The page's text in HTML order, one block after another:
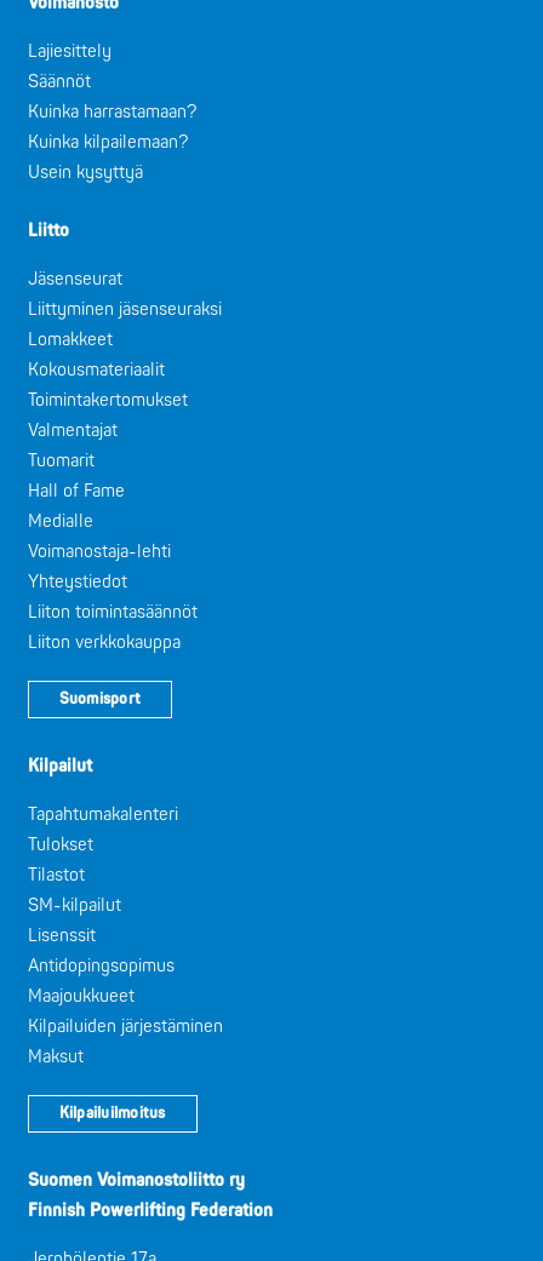
Lajiesittely
Säännöt
Kuinka harrastamaan?
Kuinka kilpailemaan?
Usein kysyttyä
Liitto
Jäsenseurat
Liittyminen jäsenseuraksi
Lomakkeet
Kokousmateriaalit
Toimintakertomukset
Valmentajat
Tuomarit
Hall of Fame
Medialle
Voimanostaja-lehti
Yhteystiedot
Liiton toimintasäännöt
Liiton verkkokauppa
Suomisport
Kilpailut
Tapahtumakalenteri
Tulokset
Tilastot
SM-kilpailut
Lisenssit
Antidopingsopimus
Maajoukkueet
Kilpailuiden järjestäminen
Maksut
Kilpailuilmoitus
Suomen Voimanostoliitto ry
Finnish Powerlifting Federation